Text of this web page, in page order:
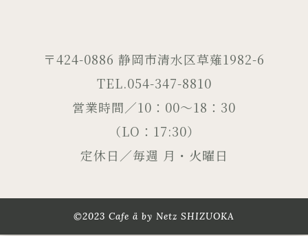
〒424-0886 静岡市清水区草薙1982-6
TEL.054-347-8810
営業時間／10：00～18：30
（LO：17:30）
定休日／毎週 月・火曜日
©2023 Cafe ä by Netz SHIZUOKA